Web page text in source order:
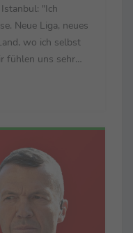
"Ich
Neue Liga, neues
wo ich selbst
fühlen uns sehr